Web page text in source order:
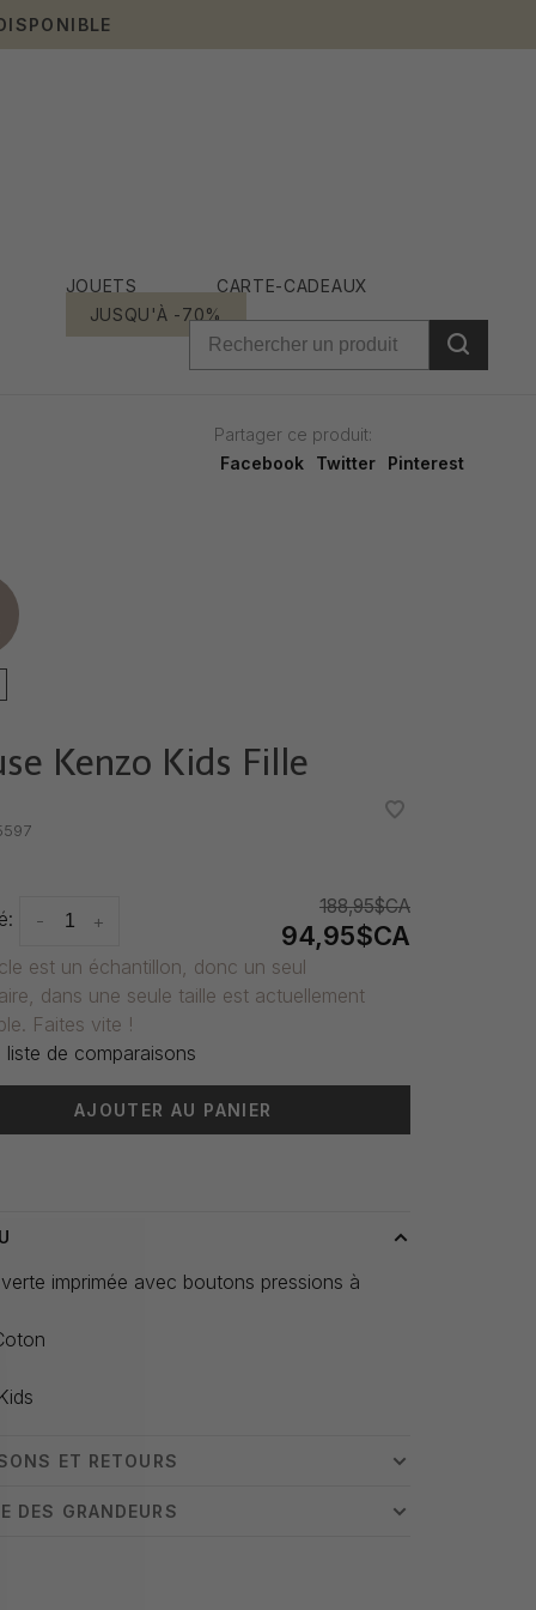
JOUETS
CARTE-CADEAUX
JUSQU'À -70%
Partager ce produit:
Facebook
Twitter Pinterest
Kenzo Kids Fille
+
-
188,95$CA
94,95$CA
est un échantillon, donc un seul
dans une seule taille est actuellement
Faites vite !
liste de comparaisons
AJOUTER AU PANIER
imprimée avec boutons pressions à
ET RETOURS
DES GRANDEURS